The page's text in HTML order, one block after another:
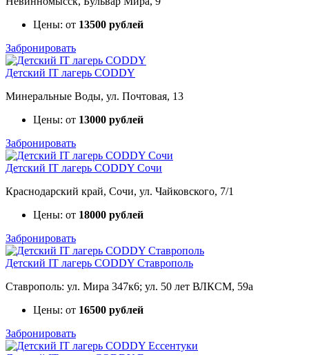
Цены: от 13500 рублей
Забронировать
Детский IT лагерь CODDY
Минеральные Воды, ул. Почтовая, 13
Цены: от 13000 рублей
Забронировать
Детский IT лагерь CODDY Сочи
Краснодарский край, Сочи, ул. Чайковского, 7/1
Цены: от 18000 рублей
Забронировать
Детский IT лагерь CODDY Ставрополь
Ставрополь: ул. Мира 347к6; ул. 50 лет ВЛКСМ, 59а
Цены: от 16500 рублей
Забронировать